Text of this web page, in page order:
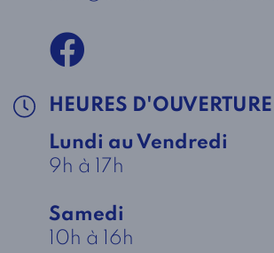
HEURES D'OUVERTURE
Lundi au Vendredi
9h à 17h
Samedi
10h à 16h